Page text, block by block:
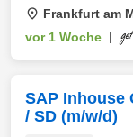
Frankfurt am
vor 1 Woche
SAP Inhouse
/ SD (m/w/d)